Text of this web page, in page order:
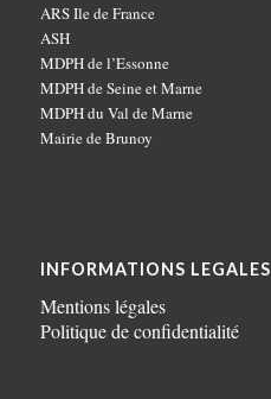
ARS Ile de France
ASH
MDPH de l’Essonne
MDPH de Seine et Marne
MDPH du Val de Marne
Mairie de Brunoy
INFORMATIONS LEGALES
Mentions légales
Politique de confidentialité